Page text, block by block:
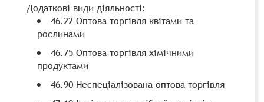
Додаткові види діяльності:
46.22 Оптова торгівля квітами та
рослинами
46.75 Оптова торгівля хімічними
продуктами
46.90 Неспеціалізована оптова торгівля